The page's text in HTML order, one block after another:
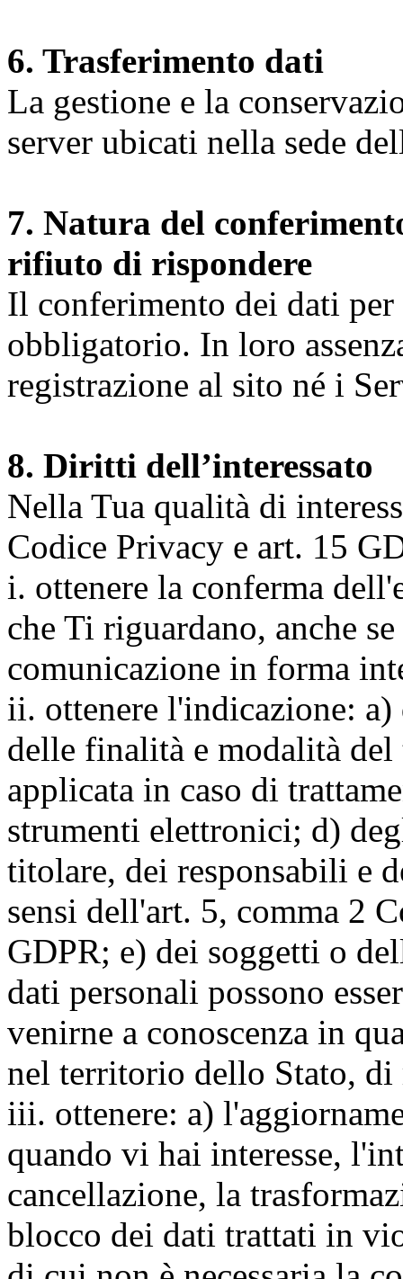
6. Trasferimento dati
La gestione e la
server ubicati nella sede
7. Natura del
rifiuto di rispondere
Il conferimento dei dati
obbligatorio. In loro
registrazione al sito né i
8. Diritti dell’interessato
Nella Tua qualità di
Codice Privacy e art. 15
i. ottenere la conferma
che Ti riguardano, anche
comunicazione in forma
ii. ottenere l'indicazione:
delle finalità e modalità
applicata in caso di
strumenti elettronici; d)
titolare, dei responsabili e
sensi dell'art. 5, comma 2
GDPR; e) dei soggetti o
dati personali possono
venirne a conoscenza in
nel territorio dello Stato,
iii. ottenere: a)
quando vi hai interesse,
cancellazione, la
blocco dei dati trattati in